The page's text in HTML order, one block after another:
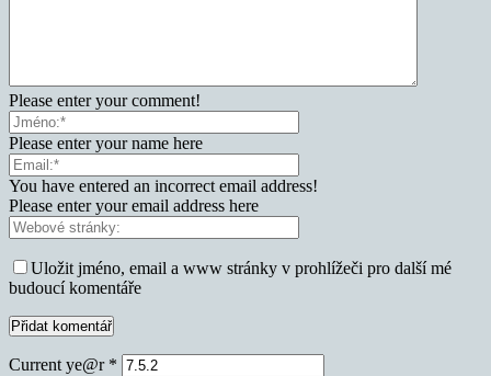
Please enter your comment!
Please enter your name here
You have entered an incorrect email address!
Please enter your email address here
Uložit jméno, email a www stránky v prohlížeči pro další mé
budoucí komentáře
Current ye@r *